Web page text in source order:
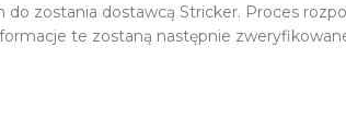
zostania dostawcą Stricker. Proces
te zostaną następnie